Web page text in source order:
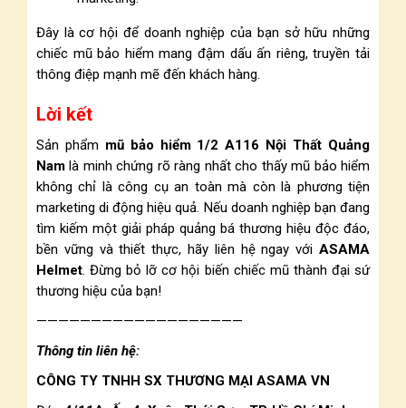
Đây là cơ hội để doanh nghiệp của bạn sở hữu những
chiếc mũ bảo hiểm mang đậm dấu ấn riêng, truyền tải
thông điệp mạnh mẽ đến khách hàng.
Lời kết
Sản phẩm mũ bảo hiểm 1/2 A116 Nội Thất Quảng
Nam là minh chứng rõ ràng nhất cho thấy mũ bảo hiểm
không chỉ là công cụ an toàn mà còn là phương tiện
marketing di động hiệu quả. Nếu doanh nghiệp bạn đang
tìm kiếm một giải pháp quảng bá thương hiệu độc đáo,
bền vững và thiết thực, hãy liên hệ ngay với ASAMA
Helmet. Đừng bỏ lỡ cơ hội biến chiếc mũ thành đại sứ
thương hiệu của bạn!
———————————————————
Thông tin liên hệ:
CÔNG TY TNHH SX THƯƠNG MẠI ASAMA VN